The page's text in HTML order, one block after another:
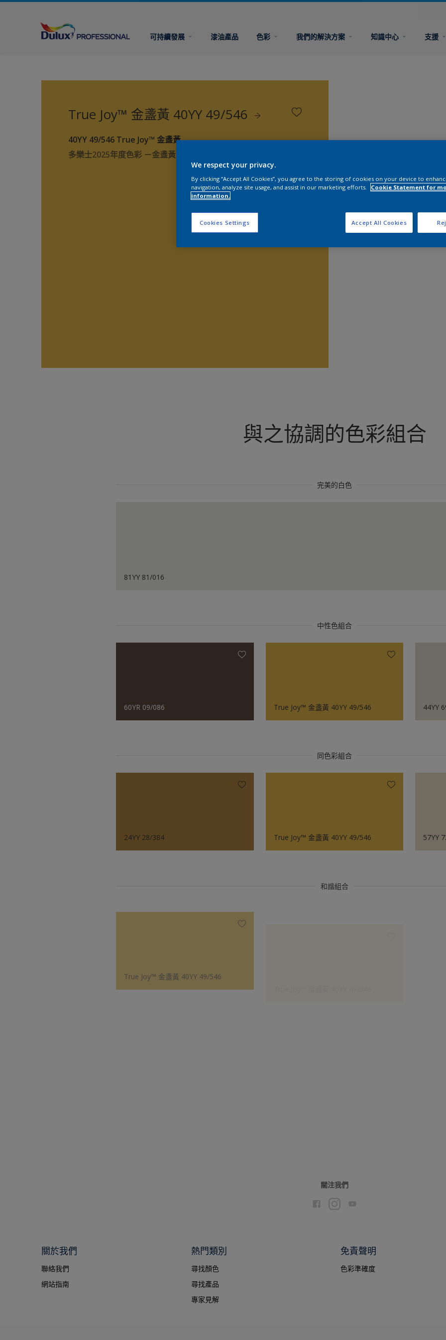
可持續發展 漆油產品 色彩 我們的解決方案 知識中心 支援
True Joy™ 金盞黃 40YY 49/546
40YY 49/546 True Joy™ 金盞黃
多樂士2025年度色彩 －金盞黃 True Joy™
與之協調的色彩組合
完美的白色
81YY 81/016
中性色組合
60YR 09/086 True Joy™ 金盞黃 40YY 49/546 44YY
同色彩組合
24YY 28/384 True Joy™ 金盞黃 40YY 49/546 57YY
和諧組合
關注我們
關於我們
聯絡我們
網站指南
熱門類別
尋找顏色
尋找產品
專家見解
免責聲明
色彩準確度
We respect your privacy.
By clicking “Accept All Cookies”, you agree to the storing of cookies on your device to
navigation, analyze site usage, and assist in our marketing efforts.
Cookie Statement for
information.
Cookies Settings Accept All Cookies